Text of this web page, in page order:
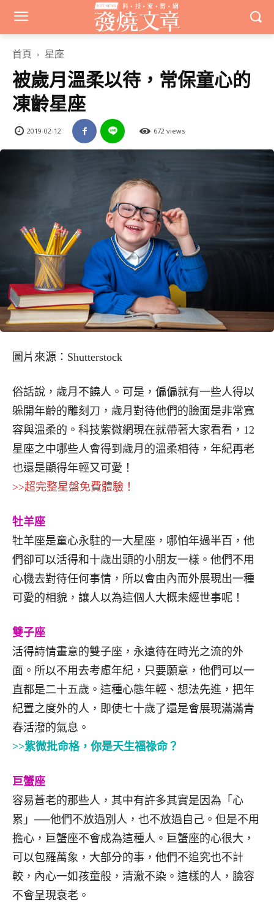
首頁 星座
被歲月溫柔以待，常保童心的
凍齡星座
2019-02-12 672 views
圖片來源：Shutterstock
俗話說，歲月不饒人。可是，偏偏就有一些人得以
躲開年齡的雕刻刀，歲月對待他們的臉面是非常寬
容與溫柔的。科技紫微網現在就帶著大家看看，12
星座之中哪些人會得到歲月的溫柔相待，年紀再老
也還是顯得年輕又可愛！
>>超完整星盤免費體驗！
牡羊座
牡羊座是童心永駐的一大星座，哪怕年過半百，他
們卻可以活得和十歲出頭的小朋友一樣。他們不用
心機去對待任何事情，所以會由內而外展現出一種
可愛的相貌，讓人以為這個人大概未經世事呢！
雙子座
活得詩情畫意的雙子座，永遠待在時光之流的外
面。所以不用去考慮年紀，只要願意，他們可以一
直都是二十五歲。這種心態年輕、想法先進，把年
紀置之度外的人，即使七十歲了還是會展現滿滿青
春活潑的氣息。
>>紫微批命格，你是天生福祿命？
巨蟹座
容易蒼老的那些人，其中有許多其實是因為「心
累」──他們不放過別人，也不放過自己。但是不用
擔心，巨蟹座不會成為這種人。巨蟹座的心很大，
可以包羅萬象，大部分的事，他們不追究也不計
較，內心一如孩童般，清澈不染。這樣的人，臉容
不會呈現衰老。